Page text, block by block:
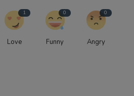
1
Love
0
Funny
0
Angry